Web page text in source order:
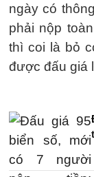
ngày có
phải nộp
thì coi là bỏ
được đấu giá